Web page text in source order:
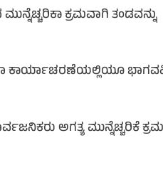
ಕ್ರಮವಾಗಿ ತಂಡವನ್ನು
ಕಾರ್ಯಾಚರಣೆಯಲ್ಲಿಯೂ
ಅಗತ್ಯ ಮುನ್ನೆಚ್ಚರಿಕೆ